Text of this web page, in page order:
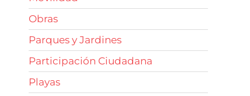
Obras
Parques y Jardines
Participación Ciudadana
Playas